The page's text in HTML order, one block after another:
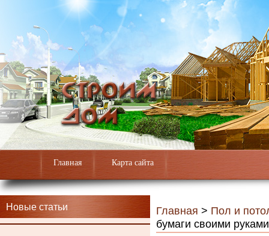
Главная Карта сайта
Новые статьи Главная > Пол и
бумаги своими руками